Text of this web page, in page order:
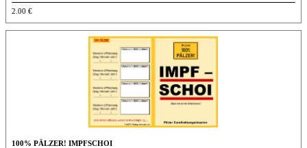
2.00 €
100% PÄLZER! IMPFSCHOI